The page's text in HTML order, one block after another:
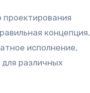
концепция,
исполнение,
различных